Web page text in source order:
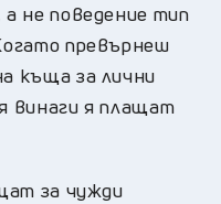
не поведение тип
превърнеш
къща за лични
винаги я плащат
за чужди